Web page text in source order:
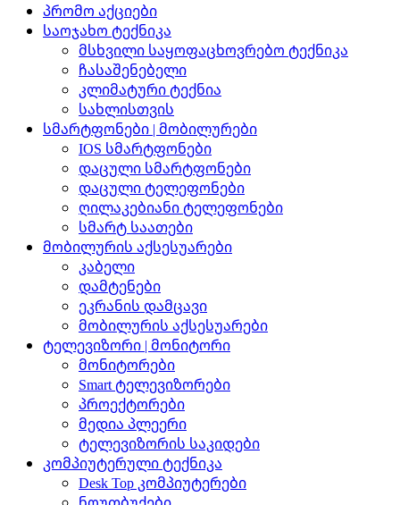
პრომო აქციები
საოჯახო ტექნიკა
მსხვილი საყოფაცხოვრებო ტექნიკა
ჩასაშენებელი
კლიმატური ტექნია
სახლისთვის
სმარტფონები | მობილურები
IOS სმარტფონები
დაცული სმარტფონები
დაცული ტელეფონები
ღილაკებიანი ტელეფონები
სმარტ საათები
მობილურის აქსესუარები
კაბელი
დამტენები
ეკრანის დამცავი
მობილურის აქსესუარები
ტელევიზორი | მონიტორი
მონიტორები
Smart ტელევიზორები
პროექტორები
მედია პლეერი
ტელევიზორის საკიდები
კომპიუტერული ტექნიკა
Desk Top კომპიუტერები